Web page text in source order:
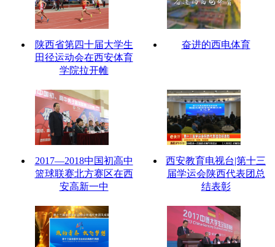
陕西省第四十届大学生
田径运动会在西安体育
学院拉开帷
奋进的西电体育
2017—2018中国初高中
篮球联赛北方赛区在西
安高新一中
西安教育电视台|第十三
届学运会陕西代表团总
结表彰